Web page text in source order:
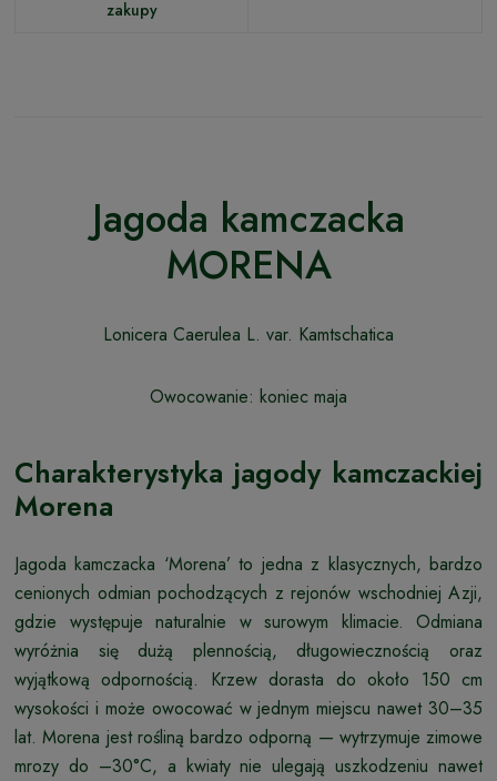
zakupy
Jagoda kamczacka
MORENA
Lonicera Caerulea L. var. Kamtschatica
Owocowanie: koniec maja
Charakterystyka jagody kamczackiej
Morena
Jagoda kamczacka ‘Morena’ to jedna z klasycznych, bardzo
cenionych odmian pochodzących z rejonów wschodniej Azji,
gdzie występuje naturalnie w surowym klimacie. Odmiana
wyróżnia się dużą plennością, długowiecznością oraz
wyjątkową odpornością. Krzew dorasta do około 150 cm
wysokości i może owocować w jednym miejscu nawet 30–35
lat. Morena jest rośliną bardzo odporną — wytrzymuje zimowe
mrozy do –30°C, a kwiaty nie ulegają uszkodzeniu nawet